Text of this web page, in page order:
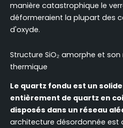
manière catastrophique le
déformeraient la plupart des
d'oxyde.
Structure SiO₂ amorphe et
thermique
Le quartz fondu est un
entièrement de quartz en
disposés dans un réseau
architecture désordonnée est